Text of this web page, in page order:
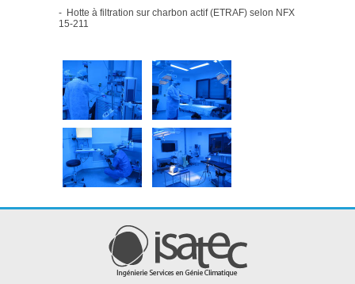
- Hotte à filtration sur charbon actif (ETRAF) selon NFX
15-211